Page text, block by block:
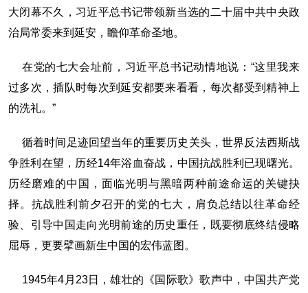
大闭幕不久，习近平总书记带领新当选的二十届中共中央政
治局常委来到延安，瞻仰革命圣地。
在党的七大会址前，习近平总书记动情地说：“这里我来
过多次，插队时每次到延安都要来看看，每次都受到精神上
的洗礼。”
循着时间足迹回望当年的重要历史关头，世界反法西斯战
争胜利在望，历经14年浴血奋战，中国抗战胜利已现曙光。
历经磨难的中国，面临光明与黑暗两种前途命运的关键抉
择。抗战胜利前夕召开的党的七大，肩负总结以往革命经
验、引导中国走向光明前途的历史重任，既要彻底终结侵略
屈辱，更要擘画新生中国的宏伟蓝图。
1945年4月23日，雄壮的《国际歌》歌声中，中国共产党